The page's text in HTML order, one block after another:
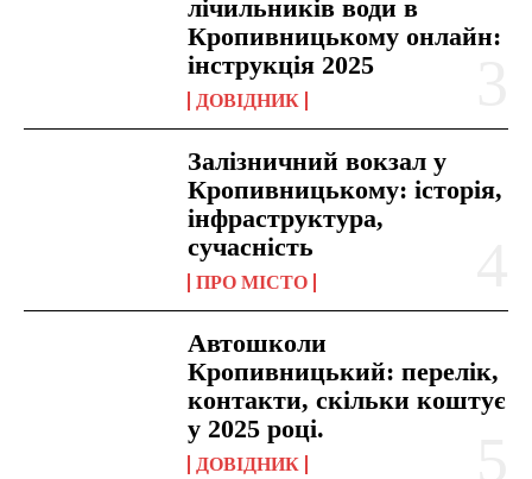
лічильників води в
Кропивницькому онлайн:
інструкція 2025
ДОВІДНИК
Залізничний вокзал у
Кропивницькому: історія,
інфраструктура,
сучасність
ПРО МІСТО
Автошколи
Кропивницький: перелік,
контакти, скільки коштує
у 2025 році.
ДОВІДНИК